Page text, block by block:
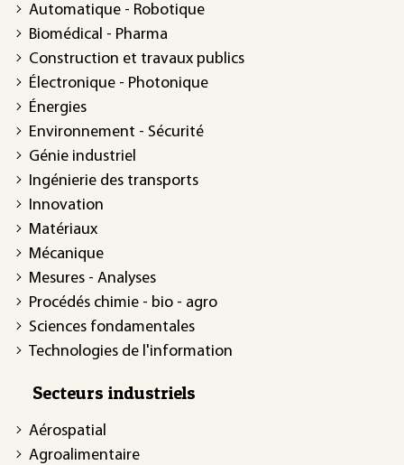
Automatique - Robotique
Biomédical - Pharma
Construction et travaux publics
Électronique - Photonique
Énergies
Environnement - Sécurité
Génie industriel
Ingénierie des transports
Innovation
Matériaux
Mécanique
Mesures - Analyses
Procédés chimie - bio - agro
Sciences fondamentales
Technologies de l'information
Secteurs industriels
Aérospatial
Agroalimentaire